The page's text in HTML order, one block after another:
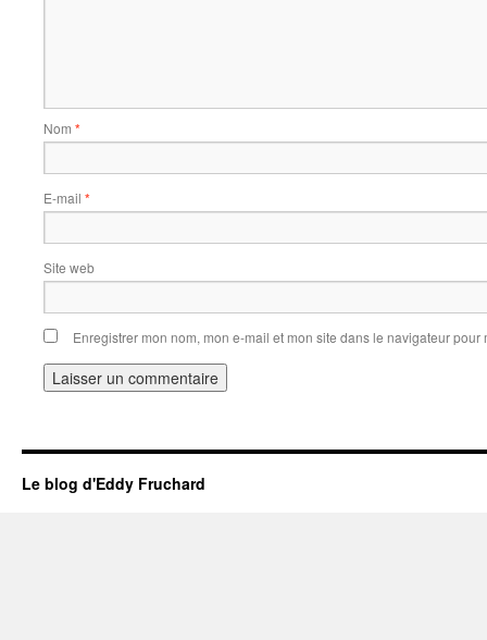
Nom *
E-mail *
Site web
Enregistrer mon nom, mon e-mail et mon site dans le navigateur
Le blog d'Eddy Fruchard